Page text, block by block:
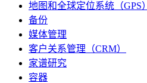
地图和全球定位系统（GPS）
备份
媒体管理
客户关系管理（CRM）
家谱研究
容器